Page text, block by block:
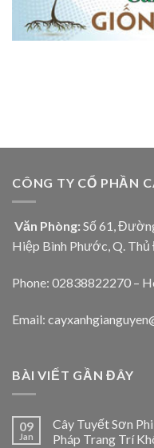
CÔNG TY CỔ PHẦN
Văn Phòng: Số 61,
Hiệp Bình Phước, Q.
Phone: 02838822270 –
Email:
BÀI VIẾT GẦN ĐÂY
09
Jan
Cây Tuyết Sơn
Pháp Trang Trí